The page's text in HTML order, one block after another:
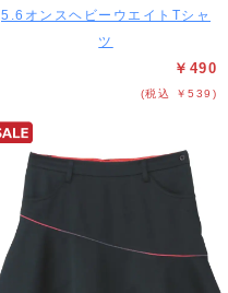
5.6オンスヘビーウエイトTシャ
ツ
￥490
(税込 ￥539)